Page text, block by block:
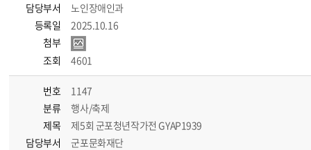
담당부서
노인장애인과
등록일
2025.10.16
첨부
조회
4601
번호
1147
분류
행사/축제
제목
제5회 군포청년작가전 GYAP1939
담당부서
군포문화재단